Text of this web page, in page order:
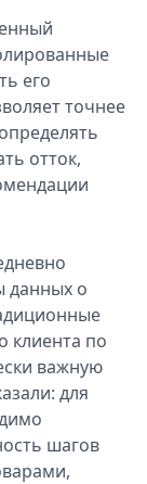
его
точнее
отток,
данных о
клиента по
важную
для
шагов